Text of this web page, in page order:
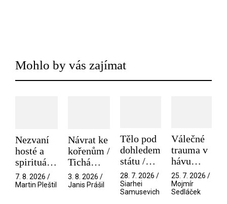
Mohlo by vás zajímat
Nezvaní
hosté a
spirituální
narušitelé
z vesmíru
7. 8. 2026 /
Martin Pleštil
Návrat ke
kořenům /
Tichá
přítelkyně
3. 8. 2026 /
Janis Prášil
Tělo pod
dohledem
státu /
Pramen
28. 7. 2026 /
Siarhei
Samusevich
Válečné
trauma v
hávu
spektáklu
/ Odyssea
25. 7. 2026 /
Mojmír
Sedláček